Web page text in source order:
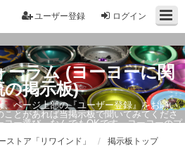
ログイン
ユーザー登録
ーラム (ヨーヨーに関
の掲示板)
、ページ上部の『ユーザー登録』をお願い
ことがあれば当掲示板で聞いてみてくださ
ヨー選び、なんでもOKです。ヨーヨーのプ
ストア「リワインド」 掲示板トップ